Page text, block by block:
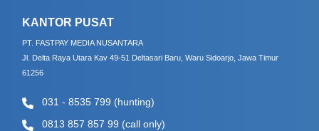
KANTOR PUSAT
PT. FASTPAY MEDIA NUSANTARA
Jl. Delta Raya Utara Kav 49-51 Deltasari Baru, Waru Sidoarjo, Jawa Timur
61256
031 - 8535 799 (hunting)
0813 857 857 99 (call only)